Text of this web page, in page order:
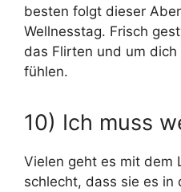
besten folgt dieser
Wellnesstag. Frisch
das Flirten und um
fühlen.
10) Ich muss
Vielen geht es mit dem
schlecht, dass sie es in